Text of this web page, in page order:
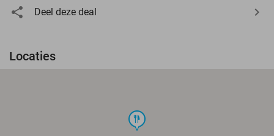
Deel deze deal
Locaties
food